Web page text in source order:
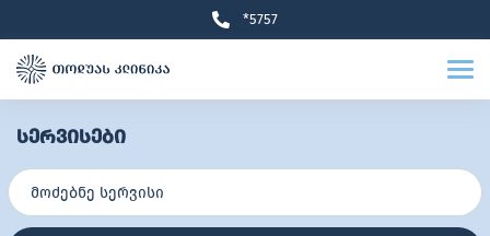
*5757
სერვისები